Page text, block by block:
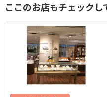
ここのお店もチェックし